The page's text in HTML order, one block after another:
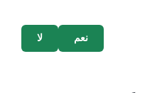
لا نعم